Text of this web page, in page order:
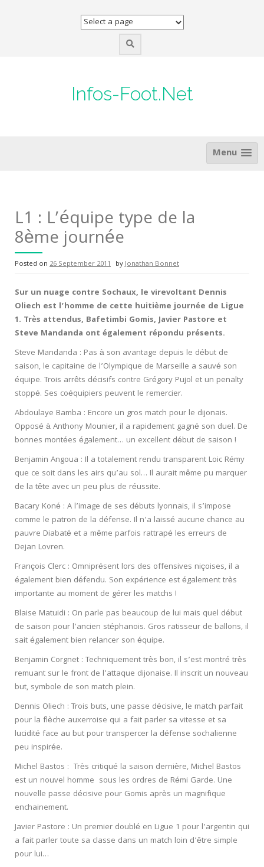
Infos-Foot.Net
Menu
L1 : L’équipe type de la
8ème journée
Posted on 26 September 2011 byJonathan Bonnet
Sur un nuage contre Sochaux, le virevoltant Dennis
Oliech est l’homme de cette huitième journée de Ligue
1. Très attendus, Bafetimbi Gomis, Javier Pastore et
Steve Mandanda ont également répondu présents.
Steve Mandanda : Pas à son avantage depuis le début de
saison, le capitaine de l’Olympique de Marseille a sauvé son
équipe. Trois arrêts décisifs contre Grégory Pujol et un penalty
stoppé. Ses coéquipiers peuvent le remercier.
Abdoulaye Bamba : Encore un gros match pour le dijonais.
Opposé à Anthony Mounier, il a rapidement gagné son duel. De
bonnes montées également… un excellent début de saison !
Benjamin Angoua : Il a totalement rendu transparent Loic Rémy
que ce soit dans les airs qu’au sol… Il aurait même pu marquer
de la tête avec un peu plus de réussite.
Bacary Koné : A l’image de ses débuts lyonnais, il s’impose
comme le patron de la défense. Il n’a laissé aucune chance au
pauvre Diabaté et a même parfois rattrapé les erreurs de
Dejan Lovren.
François Clerc : Omniprésent lors des offensives niçoises, il a
également bien défendu. Son expérience est également très
importante au moment de gérer les matchs !
Blaise Matuidi : On parle pas beaucoup de lui mais quel début
de saison pour l’ancien stéphanois. Gros ratisseur de ballons, il
sait également bien relancer son équipe.
Benjamin Corgnet : Techniquement très bon, il s’est montré très
remuant sur le front de l’attaque dijonaise. Il inscrit un nouveau
but, symbole de son match plein.
Dennis Oliech : Trois buts, une passe décisive, le match parfait
pour la flèche auxerroise qui a fait parler sa vitesse et sa
lucidité face au but pour transpercer la défense sochalienne
peu inspirée.
Michel Bastos : Très critiqué la saison dernière, Michel Bastos
est un nouvel homme sous les ordres de Rémi Garde. Une
nouvelle passe décisive pour Gomis après un magnifique
enchainement.
Javier Pastore : Un premier doublé en Ligue 1 pour l’argentin qui
a fait parler toute sa classe dans un match loin d’être simple
pour lui…